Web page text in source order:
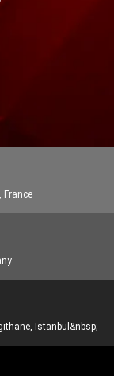
France
Istanbul&nbsp;